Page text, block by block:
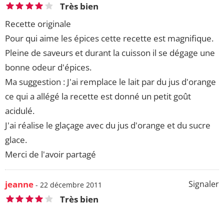
Très bien
Recette originale
Pour qui aime les épices cette recette est magnifique.
Pleine de saveurs et durant la cuisson il se dégage une
bonne odeur d'épices.
Ma suggestion : J'ai remplace le lait par du jus d'orange
ce qui a allégé la recette est donné un petit goût
acidulé.
J'ai réalise le glaçage avec du jus d'orange et du sucre
glace.
Merci de l'avoir partagé
Signaler
jeanne - 22 décembre 2011
Très bien